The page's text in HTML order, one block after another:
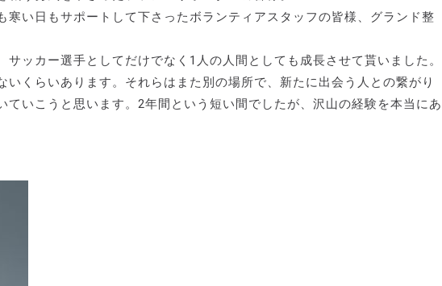
い日もサポートして下さったボランティアスタッフの皆様、グランド整
ッカー選手としてだけでなく1人の人間としても成長させて貰いました。
くらいあります。それらはまた別の場所で、新たに出会う人との繋がり
ていこうと思います。2年間という短い間でしたが、沢山の経験を本当にあ